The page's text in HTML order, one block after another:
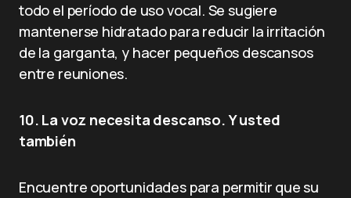
todo el período de uso vocal. Se sugiere
mantenerse hidratado para reducir la irritación
de la garganta, y hacer pequeños descansos
entre reuniones.
10. La voz necesita descanso. Y usted
también
Encuentre oportunidades para permitir que su